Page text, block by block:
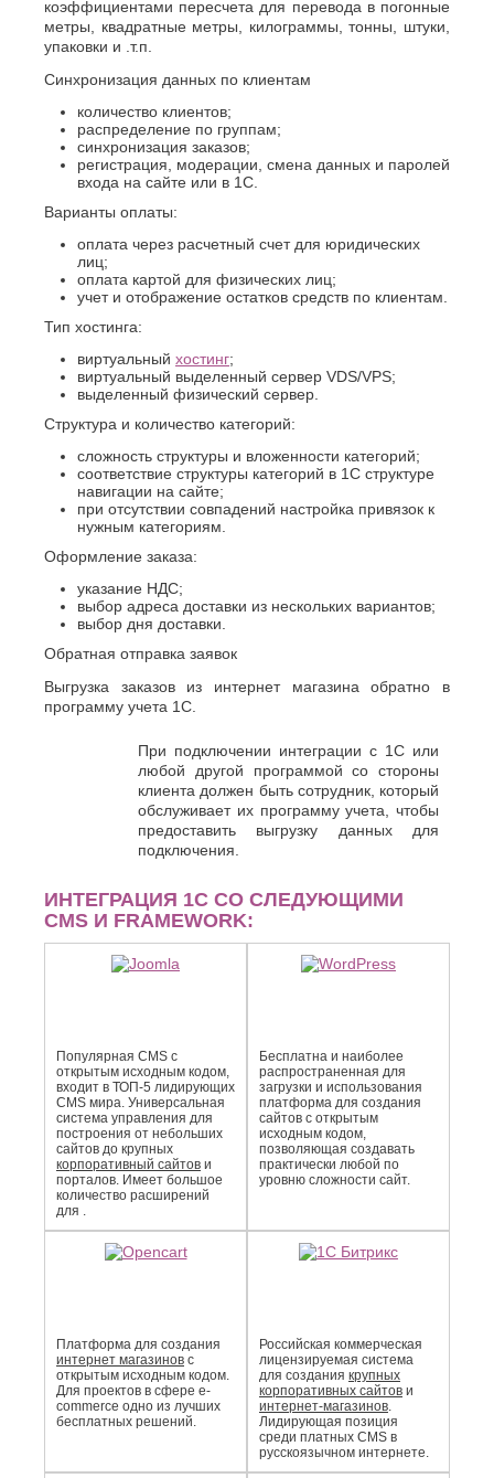
коэффициентами пересчета для перевода в погонные
метры, квадратные метры, килограммы, тонны, штуки,
упаковки и .т.п.
Синхронизация данных по клиентам
количество клиентов;
распределение по группам;
синхронизация заказов;
регистрация, модерации, смена данных и паролей
входа на сайте или в 1С.
Варианты оплаты:
оплата через расчетный счет для юридических
лиц;
оплата картой для физических лиц;
учет и отображение остатков средств по клиентам.
Тип хостинга:
виртуальный хостинг;
виртуальный выделенный сервер VDS/VPS;
выделенный физический сервер.
Структура и количество категорий:
сложность структуры и вложенности категорий;
соответствие структуры категорий в 1С структуре
навигации на сайте;
при отсутствии совпадений настройка привязок к
нужным категориям.
Оформление заказа:
указание НДС;
выбор адреса доставки из нескольких вариантов;
выбор дня доставки.
Обратная отправка заявок
Выгрузка заказов из интернет магазина обратно в
программу учета 1С.
При подключении интеграции с 1С или
любой другой программой со стороны
клиента должен быть сотрудник, который
обслуживает их программу учета, чтобы
предоставить выгрузку данных для
подключения.
ИНТЕГРАЦИЯ 1С СО СЛЕДУЮЩИМИ
CMS И FRAMEWORK:
Популярная CMS с
открытым исходным кодом,
входит в ТОП-5 лидирующих
CMS мира. Универсальная
система управления для
построения от небольших
сайтов до крупных
корпоративный сайтов и
порталов. Имеет большое
количество расширений
для .
Бесплатна и наиболее
распро­страненная для
загрузки и использования
платформа для создания
сайтов с открытым
исходным кодом,
позволяющая создавать
практически любой по
уровню сложности сайт.
Платформа для создания
интернет магазинов с
открытым исходным кодом.
Для проектов в сфере e-
commerce одно из лучших
бесплатных решений.
Российская коммерческая
лицензируемая система
для создания крупных
корпоративных сайтов и
интернет-магазинов.
Лидирующая позиция
среди платных CMS в
русскоязычном интернете.